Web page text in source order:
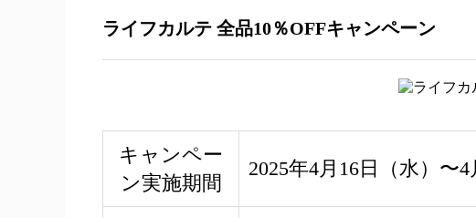
ライフカルテ 全品10％OFFキャンペーン
キャンペー
ン実施期間
2025年4月16日（水）〜4